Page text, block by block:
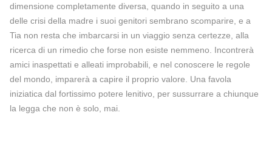
dimensione completamente diversa, quando in seguito a una
delle crisi della madre i suoi genitori sembrano scomparire, e a
Tia non resta che imbarcarsi in un viaggio senza certezze, alla
ricerca di un rimedio che forse non esiste nemmeno. Incontrerà
amici inaspettati e alleati improbabili, e nel conoscere le regole
del mondo, imparerà a capire il proprio valore. Una favola
iniziatica dal fortissimo potere lenitivo, per sussurrare a chiunque
la legga che non è solo, mai.